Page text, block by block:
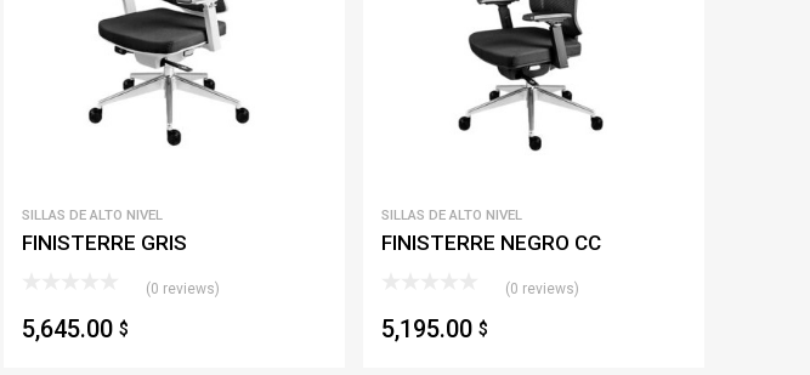
SILLAS DE ALTO NIVEL
FINISTERRE GRIS
(0 reviews)
5,645.00 $
SILLAS DE ALTO NIVEL
FINISTERRE NEGRO CC
(0 reviews)
5,195.00 $